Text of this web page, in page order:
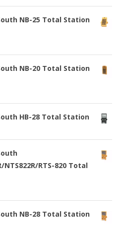
NB-25 Total Station
NB-20 Total Station
HB-28 Total Station
NTS822R/RTS-820 Total
NB-28 Total Station